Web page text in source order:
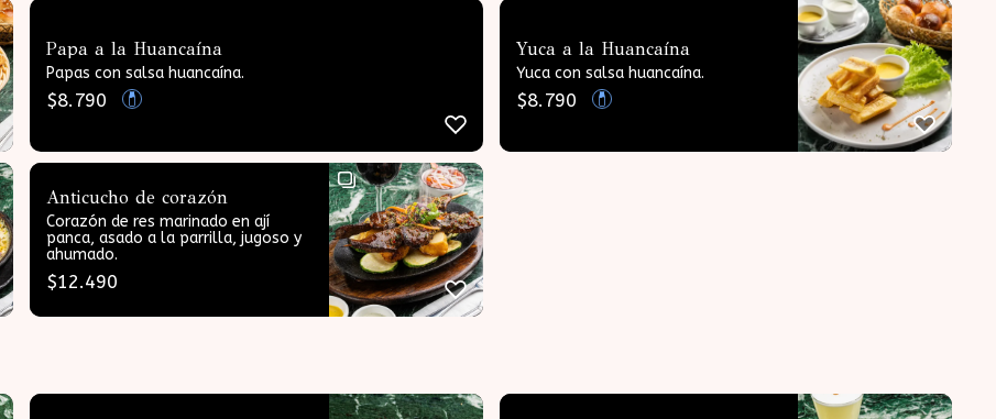
Papa a la Huancaína
Papas con salsa huancaína.
$8.790
Yuca a la Huancaína
Yuca con salsa huancaína.
$8.790
Anticucho de corazón
Corazón de res marinado en ají
panca, asado a la parrilla, jugoso y
ahumado.
$12.490